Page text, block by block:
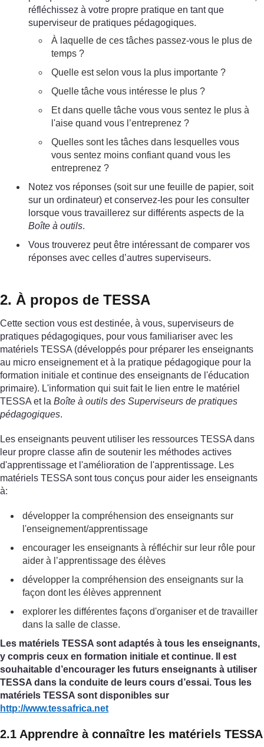
réfléchissez à votre propre pratique en tant que
superviseur de pratiques pédagogiques.
À laquelle de ces tâches passez-vous le plus de
temps ?
Quelle est selon vous la plus importante ?
Quelle tâche vous intéresse le plus ?
Et dans quelle tâche vous vous sentez le plus à
l'aise quand vous l’entreprenez ?
Quelles sont les tâches dans lesquelles vous
vous sentez moins confiant quand vous les
entreprenez ?
Notez vos réponses (soit sur une feuille de papier, soit
sur un ordinateur) et conservez-les pour les consulter
lorsque vous travaillerez sur différents aspects de la
Boîte à outils.
Vous trouverez peut être intéressant de comparer vos
réponses avec celles d’autres superviseurs.
2. À propos de TESSA
Cette section vous est destinée, à vous, superviseurs de
pratiques pédagogiques, pour vous familiariser avec les
matériels TESSA (développés pour préparer les enseignants
au micro enseignement et à la pratique pédagogique pour la
formation initiale et continue des enseignants de l'éducation
primaire). L'information qui suit fait le lien entre le matériel
TESSA et la Boîte à outils des Superviseurs de pratiques
pédagogiques.
Les enseignants peuvent utiliser les ressources TESSA dans
leur propre classe afin de soutenir les méthodes actives
d'apprentissage et l'amélioration de l'apprentissage. Les
matériels TESSA sont tous conçus pour aider les enseignants
à:
développer la compréhension des enseignants sur
l'enseignement/apprentissage
encourager les enseignants à réfléchir sur leur rôle pour
aider à l’apprentissage des élèves
développer la compréhension des enseignants sur la
façon dont les élèves apprennent
explorer les différentes façons d'organiser et de travailler
dans la salle de classe.
Les matériels TESSA sont adaptés à tous les enseignants,
y compris ceux en formation initiale et continue. Il est
souhaitable d’encourager les futurs enseignants à utiliser
TESSA dans la conduite de leurs cours d’essai. Tous les
matériels TESSA sont disponibles sur
http://www.tessafrica.net
2.1 Apprendre à connaître les matériels TESSA